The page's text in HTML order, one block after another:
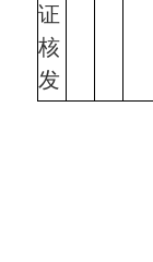
证
核
发